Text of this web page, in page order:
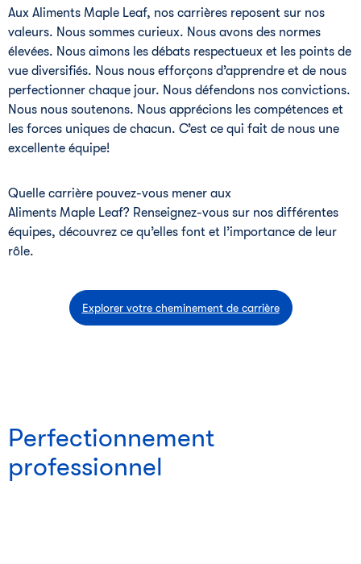
Aux Aliments Maple Leaf, nos carrières reposent sur nos
valeurs. Nous sommes curieux. Nous avons des normes
élevées. Nous aimons les débats respectueux et les points de
vue diversifiés. Nous nous efforçons d’apprendre et de nous
perfectionner chaque jour. Nous défendons nos convictions.
Nous nous soutenons. Nous apprécions les compétences et
les forces uniques de chacun. C’est ce qui fait de nous une
excellente équipe!
Quelle carrière pouvez-vous mener aux
Aliments Maple Leaf? Renseignez-vous sur nos différentes
équipes, découvrez ce qu’elles font et l’importance de leur
rôle.
Explorer votre cheminement de carrière
Perfectionnement
professionnel